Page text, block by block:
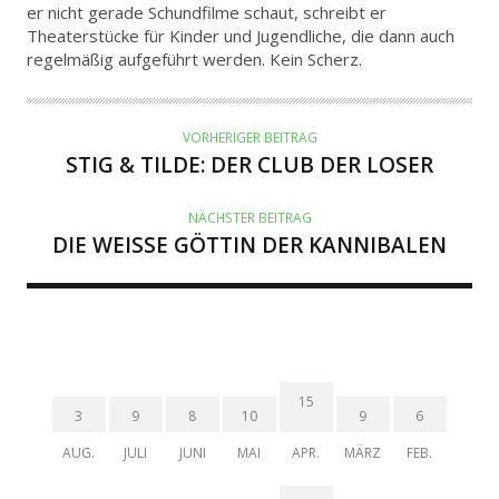
O
R
er nicht gerade Schundfilme schaut, schreibt er
Theaterstücke für Kinder und Jugendliche, die dann auch
regelmäßig aufgeführt werden. Kein Scherz.
VORHERIGER BEITRAG
STIG & TILDE: DER CLUB DER LOSER
NÄCHSTER BEITRAG
DIE WEISSE GÖTTIN DER KANNIBALEN
3
AUG.
9
JULI
8
JUNI
10
MAI
15
APR.
9
MÄRZ
6
FEB.